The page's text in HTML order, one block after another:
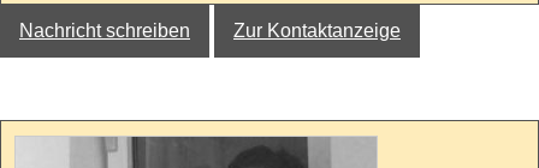
Nachricht schreiben Zur Kontaktanzeige